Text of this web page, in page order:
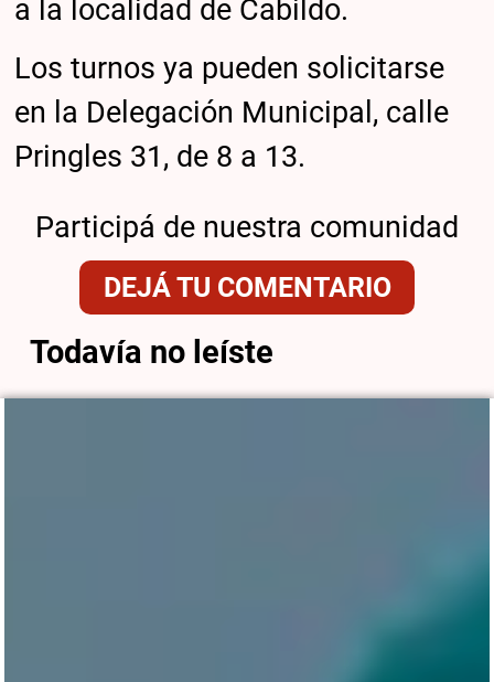
a la localidad de Cabildo.
Los turnos ya pueden solicitarse
en la Delegación Municipal, calle
Pringles 31, de 8 a 13.
Participá de nuestra comunidad
DEJÁ TU COMENTARIO
Todavía no leíste